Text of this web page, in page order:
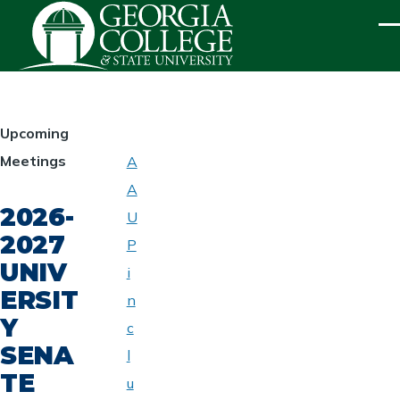
Skip to main content
HOMEPAGE
Upcoming
Meetings
2026-
2027
UNIV
ERSIT
Y
SENA
TE
UNIVERSITY
SENATE
A
A
U
P
i
n
c
l
u